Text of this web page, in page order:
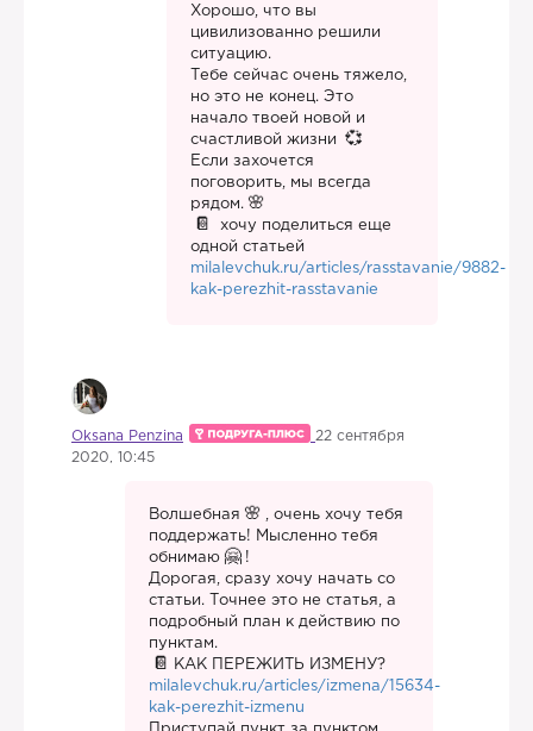
Хорошо, что вы
цивилизованно решили
ситуацию.
Тебе сейчас очень тяжело,
но это не конец. Это
начало твоей новой и
счастливой жизни
Если захочется
поговорить, мы всегда
рядом.
хочу поделиться еще
одной статьей
milalevchuk.ru/articles/rasstavanie/9882-
kak-perezhit-rasstavanie
Oksana Penzina
22 сентября
2020, 10:45
Волшебная
, очень хочу тебя
поддержать! Мысленно тебя
обнимаю
!
Дорогая, сразу хочу начать со
статьи. Точнее это не статья, а
подробный план к действию по
пунктам.
КАК ПЕРЕЖИТЬ ИЗМЕНУ?
milalevchuk.ru/articles/izmena/15634-
kak-perezhit-izmenu